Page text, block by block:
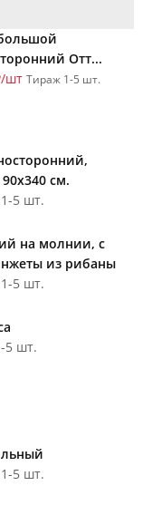
Отт...
шт Тираж 1-5 шт.
см.
5 шт.
на молнии, с
из рибаны
5 шт.
5 шт.
5 шт.